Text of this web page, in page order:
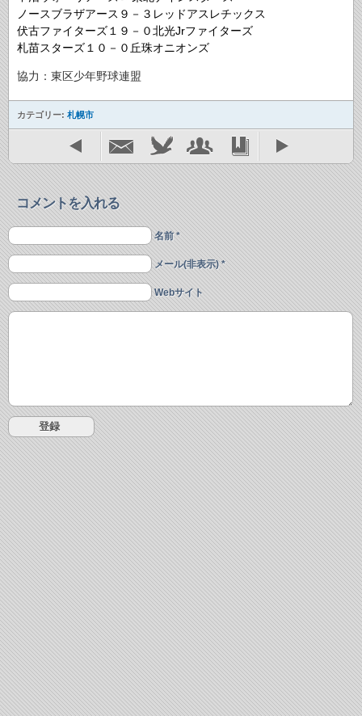
ノースブラザアース９－３レッドアスレチックス
伏古ファイターズ１９－０北光Jrファイターズ
札苗スターズ１０－０丘珠オニオンズ
協力：東区少年野球連盟
カテゴリー: 札幌市
コメントを入れる
名前 *
メール(非表示) *
Webサイト